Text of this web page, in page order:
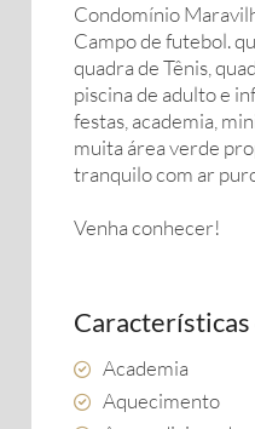
Condomínio
Campo de futebol.
quadra de Tênis,
piscina de adulto e
festas, academia,
muita área verde
tranquilo com ar
Venha conhecer!
Características
Academia
Aquecimento